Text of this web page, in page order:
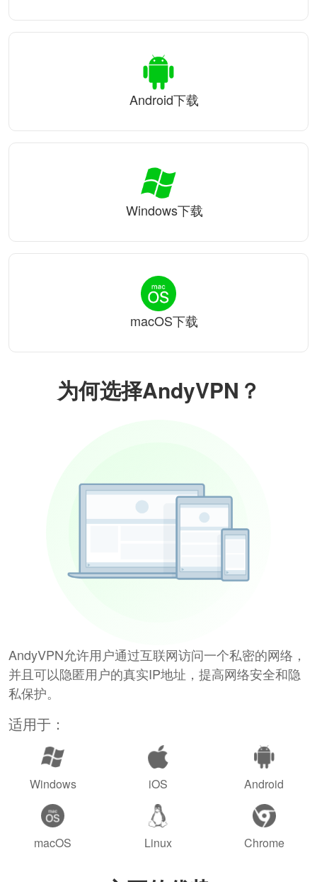
为何选择AndyVPN？
AndyVPN允许用户通过互联网访问一个私密的网络，
并且可以隐匿用户的真实IP地址，提高网络安全和隐
私保护。
适用于：
Windows iOS Android
macOS Linux Chrome
Android下载
Windows下载
macOS下载